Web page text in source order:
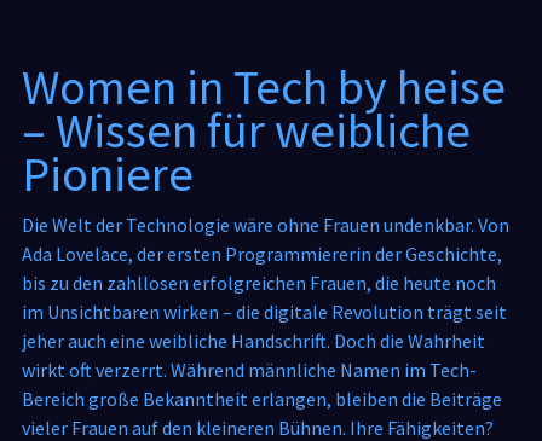
Women in Tech by heise
– Wissen für weibliche
Pioniere
Die Welt der Technologie wäre ohne Frauen undenkbar. Von
Ada Lovelace, der ersten Programmiererin der Geschichte,
bis zu den zahllosen erfolgreichen Frauen, die heute noch
im Unsichtbaren wirken – die digitale Revolution trägt seit
jeher auch eine weibliche Handschrift. Doch die Wahrheit
wirkt oft verzerrt. Während männliche Namen im Tech-
Bereich große Bekanntheit erlangen, bleiben die Beiträge
vieler Frauen auf den kleineren Bühnen. Ihre Fähigkeiten?